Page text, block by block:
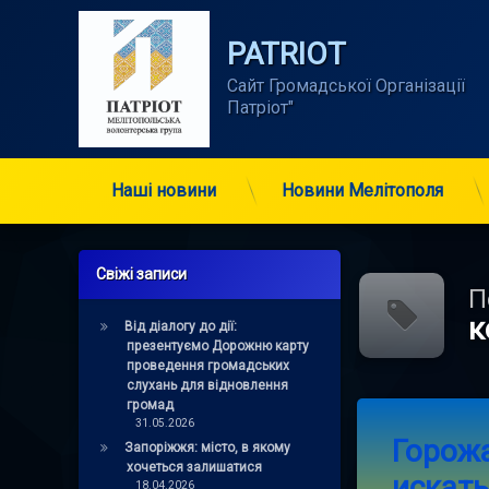
PATRIOT
Сайт Громадської Організації
Патріот"
Наші новини Новини Мелітополя
мелитополь
Свіжі записи
Від діалогу до дії:
презентуємо Дорожню карту
проведення громадських
слухань для відновлення
громад
31.05.2026
Запоріжжя: місто, в якому
хочеться залишатися
18.04.2026